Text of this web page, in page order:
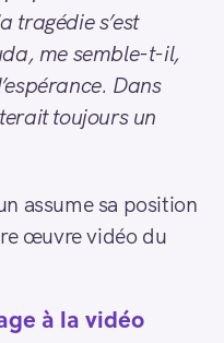
tragédie s’est
me semble-t-il,
Dans
toujours un
assume sa position
œuvre vidéo du
à la vidéo